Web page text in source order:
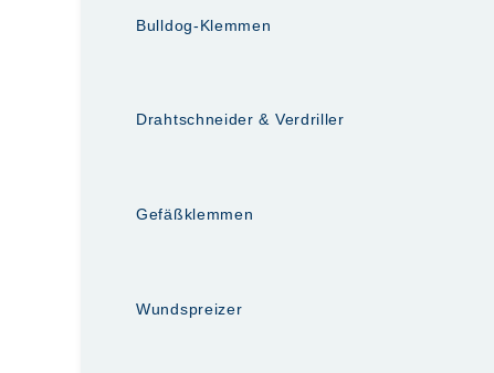
Bulldog-Klemmen
Drahtschneider & Verdriller
Gefäßklemmen
Wundspreizer